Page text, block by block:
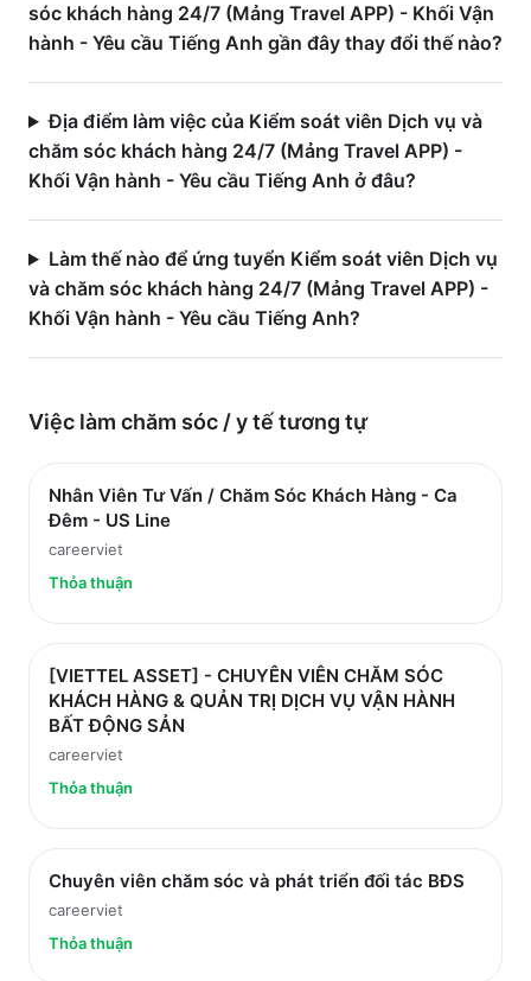
sóc khách hàng 24/7 (Mảng Travel APP) - Khối Vận
hành - Yêu cầu Tiếng Anh gần đây thay đổi thế nào?
Địa điểm làm việc của Kiểm soát viên Dịch vụ và
chăm sóc khách hàng 24/7 (Mảng Travel APP) -
Khối Vận hành - Yêu cầu Tiếng Anh ở đâu?
Làm thế nào để ứng tuyển Kiểm soát viên Dịch vụ
và chăm sóc khách hàng 24/7 (Mảng Travel APP) -
Khối Vận hành - Yêu cầu Tiếng Anh?
Việc làm chăm sóc / y tếtương tự
Nhân Viên Tư Vấn / Chăm Sóc Khách Hàng - Ca
Đêm - US Line
careerviet
Thỏa thuận
[VIETTEL ASSET] - CHUYÊN VIÊN CHĂM SÓC
KHÁCH HÀNG & QUẢN TRỊ DỊCH VỤ VẬN HÀNH
BẤT ĐỘNG SẢN
careerviet
Thỏa thuận
Chuyên viên chăm sóc và phát triển đối tác BĐS
careerviet
Thỏa thuận